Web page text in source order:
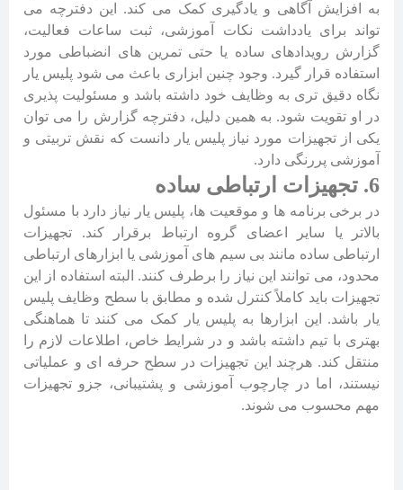
به افزایش آگاهی و یادگیری کمک می کند. این دفترچه می
تواند برای یادداشت نکات آموزشی، ثبت ساعات فعالیت،
گزارش رویدادهای ساده یا حتی تمرین های انضباطی مورد
استفاده قرار گیرد. وجود چنین ابزاری باعث می شود پلیس یار
نگاه دقیق تری به وظایف خود داشته باشد و مسئولیت پذیری
در او تقویت شود. به همین دلیل، دفترچه گزارش را می توان
یکی از تجهیزات مورد نیاز پلیس یار دانست که نقش تربیتی و
آموزشی پررنگی دارد.
6. تجهیزات ارتباطی ساده
در برخی برنامه ها و موقعیت ها، پلیس یار نیاز دارد با مسئول
بالاتر یا سایر اعضای گروه ارتباط برقرار کند. تجهیزات
ارتباطی ساده مانند بی سیم های آموزشی یا ابزارهای ارتباطی
محدود، می توانند این نیاز را برطرف کنند. البته استفاده از این
تجهیزات باید کاملاً کنترل شده و مطابق با سطح وظایف پلیس
یار باشد. این ابزارها به پلیس یار کمک می کنند تا هماهنگی
بهتری با تیم داشته باشد و در شرایط خاص، اطلاعات لازم را
منتقل کند. هرچند این تجهیزات در سطح حرفه ای و عملیاتی
نیستند، اما در چارچوب آموزشی و پشتیبانی، جزو تجهیزات
مهم محسوب می شوند.